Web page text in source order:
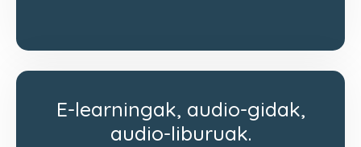
E-learningak, audio-gidak,
audio-liburuak.